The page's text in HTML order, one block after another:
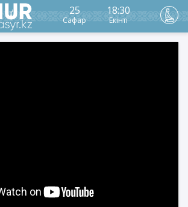
25
Сафар
18:30
Екінті